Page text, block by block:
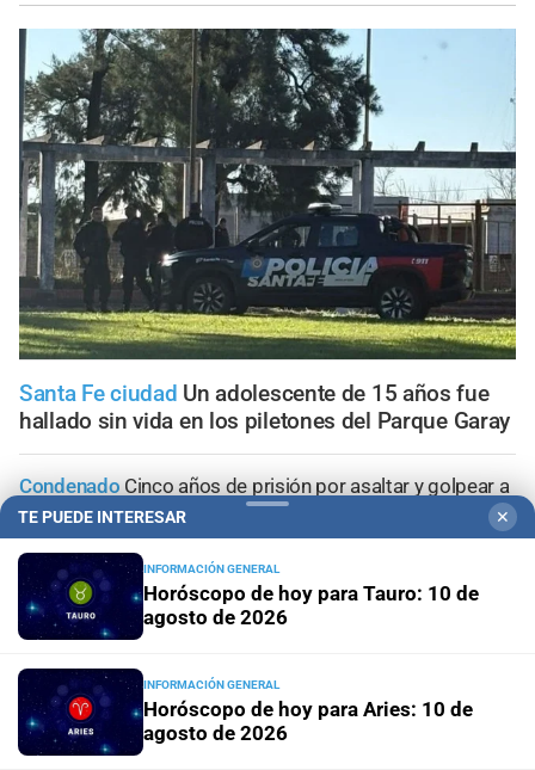
Santa Fe ciudad Un adolescente de 15 años fue
hallado sin vida en los piletones del Parque Garay
Condenado Cinco años de prisión por asaltar y golpear a
su propia madre en Monte Vera
Operativo de la PDIAllanaron cuatro viviendas en Santa
Fe y secuestraron 12 armas de fuego: hay dos detenidos
aprehendidos con un arma, cocaína y dinero
Santa Fe Incendio en Blas Parera: un Renault Clio quedó
TE PUEDE INTERESAR ✕
INFORMACIÓN GENERAL
Horóscopo de hoy para Tauro: 10 de
agosto de 2026
INFORMACIÓN GENERAL
Horóscopo de hoy para Aries: 10 de
agosto de 2026